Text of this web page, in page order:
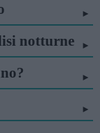
notturne